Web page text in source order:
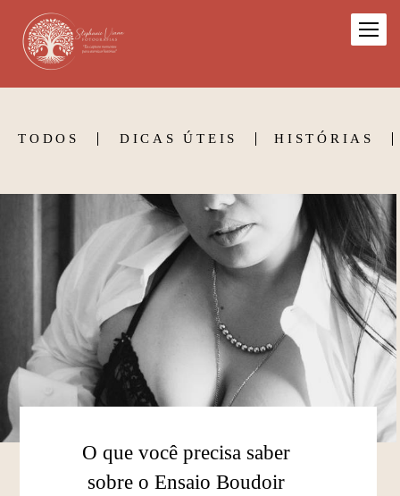
TODOS DICAS ÚTEIS HISTÓRIAS
O que você precisa saber
sobre o Ensaio Boudoir